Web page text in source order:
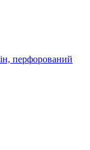
перфорований